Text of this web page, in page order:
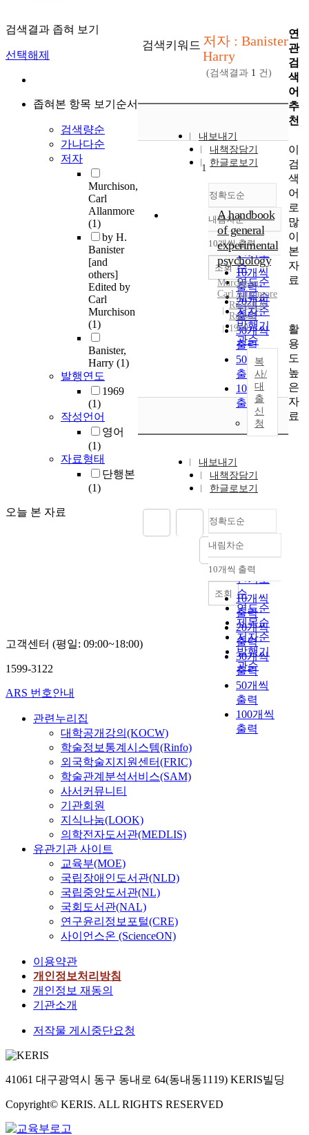
검색결과 좁혀 보기
선택해제
좁혀본 항목 보기순서
검색량순
가나다순
저자
Murchison,
Carl
Allanmore
(1)
by H.
Banister
[and
others]
Edited by
Carl
Murchison
(1)
Banister,
Harry (1)
발행연도
1969
(1)
작성언어
영어
(1)
자료형태
단행본
(1)
오늘 본 자료
검색키워드 저자 : Banister
Harry
(검색결과 1 건)
내보내기
내책장담기
한글로보기
정확도순
정확도
순
인기도
순
연도순
제목순
저자순
발행기
관순
내림차순
내림차순
10개씩 출력
10개씩
출력
20개씩
출력
30개씩
출력
50개씩
출력
100개씩
출력
조회
1
A handbook
of general
experimental
psychology
Murchison,
Carl Allanmore
Russell &
Russell
1969
복
사/
대
출
신
청
내보내기
내책장담기
한글로보기
정확도순
정확도
순
인기도
순
연도순
제목순
저자순
발행기
관순
내림차순
내림차순
10개씩 출력
10개씩
출력
20개씩
출력
30개씩
출력
50개씩
출력
100개씩
출력
조회
연
관
검
색
어
추
천
이
검
색
어
로
많
이
본
자
료
활
용
도
높
은
자
료
고객센터 (평일: 09:00~18:00)
1599-3122
ARS 번호안내
관련누리집
대학공개강의(KOCW)
학술정보통계시스템(Rinfo)
외국학술지지원센터(FRIC)
학술관계분석서비스(SAM)
사서커뮤니티
기관회원
지식나눔(LOOK)
의학전자도서관(MEDLIS)
유관기관 사이트
교육부(MOE)
국립장애인도서관(NLD)
국립중앙도서관(NL)
국회도서관(NAL)
연구윤리정보포털(CRE)
사이언스온 (ScienceON)
이용약관
개인정보처리방침
개인정보 재동의
기관소개
저작물 게시중단요청
41061 대구광역시 동구 동내로 64(동내동1119) KERIS빌딩
Copyright© KERIS. ALL RIGHTS RESERVED